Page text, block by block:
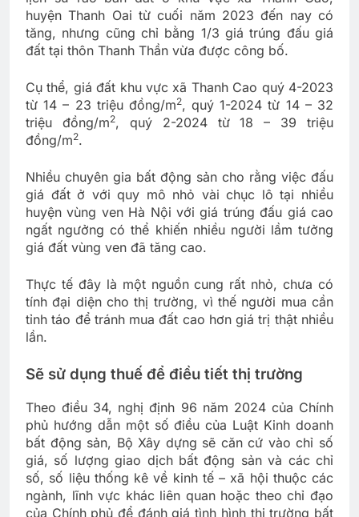
huyện Thanh Oai từ cuối năm 2023 đến nay có
tăng, nhưng cũng chỉ bằng 1/3 giá trúng đấu giá
đất tại thôn Thanh Thần vừa được công bố.
Cụ thể, giá đất khu vực xã Thanh Cao quý 4-2023
từ 14 – 23 triệu đồng/m2, quý 1-2024 từ 14 – 32
triệu đồng/m2, quý 2-2024 từ 18 – 39 triệu
đồng/m2.
Nhiều chuyên gia bất động sản cho rằng việc đấu
giá đất ở với quy mô nhỏ vài chục lô tại nhiều
huyện vùng ven Hà Nội với giá trúng đấu giá cao
ngất ngưởng có thể khiến nhiều người lầm tưởng
giá đất vùng ven đã tăng cao.
Thực tế đây là một nguồn cung rất nhỏ, chưa có
tính đại diện cho thị trường, vì thế người mua cần
tỉnh táo để tránh mua đất cao hơn giá trị thật nhiều
lần.
Sẽ sử dụng thuế để điều tiết thị trường
Theo điều 34, nghị định 96 năm 2024 của Chính
phủ hướng dẫn một số điều của Luật Kinh doanh
bất động sản, Bộ Xây dựng sẽ căn cứ vào chỉ số
giá, số lượng giao dịch bất động sản và các chỉ
số, số liệu thống kê về kinh tế – xã hội thuộc các
ngành, lĩnh vực khác liên quan hoặc theo chỉ đạo
của Chính phủ để đánh giá tình hình thị trường bất